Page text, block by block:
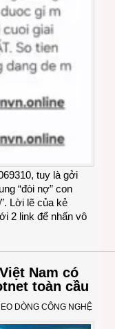
tuy là gởi
“đòi nợ” con
Lời lẽ của kẻ
2 link để nhấn vô
Nam có
toàn cầu
DÒNG CÔNG NGHỆ